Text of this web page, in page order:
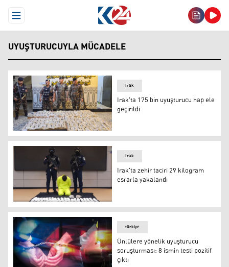
Open Menu
UYUŞTURUCUYLA MÜCADELE
Irak'ta 175 bin uyuşturucu hap ele geçirildi
Irak
Irak'ta 175 bin uyuşturucu hap ele
geçirildi
Irak'ta zehir taciri 29 kilogram esrarla yakalandı
Irak
Irak'ta zehir taciri 29 kilogram
esrarla yakalandı
türkiye
Ünlülere yönelik uyuşturucu
soruşturması: 8 ismin testi pozitif
çıktı